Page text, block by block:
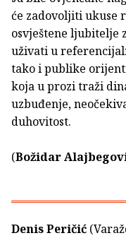
će zadovoljiti ukuse
osvještene ljubitelje
uživati u
tako i publike
koja u prozi traži
uzbuđenje,
duhovitost.
(Božidar
Denis Peričić